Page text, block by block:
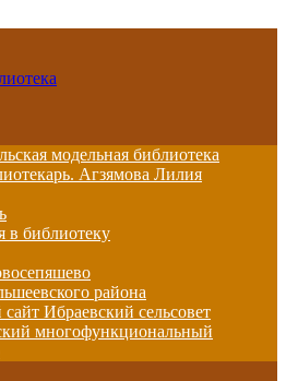
модельная библиотека
Агзямова Лилия
в библиотеку
района
Ибраевский сельсовет
многофункциональный